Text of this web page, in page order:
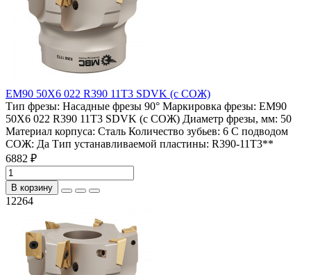
EM90 50X6 022 R390 11T3 SDVK (с СОЖ)
Тип фрезы: Насадные фрезы 90° Маркировка фрезы: EM90
50X6 022 R390 11T3 SDVK (с СОЖ) Диаметр фрезы, мм: 50
Материал корпуса: Сталь Количество зубьев: 6 С подводом
СОЖ: Да Тип устанавливаемой пластины: R390-11T3**
6882 ₽
В корзину
12264